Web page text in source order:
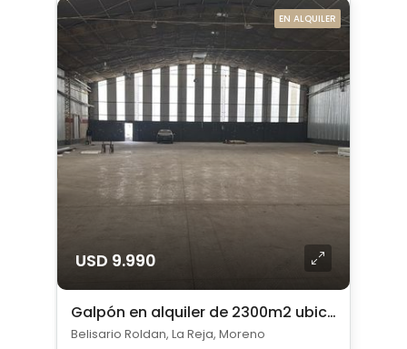
EN ALQUILER
USD 9.990
Galpón en alquiler de 2300m2 ubicado en La Reja
Belisario Roldan, La Reja, Moreno